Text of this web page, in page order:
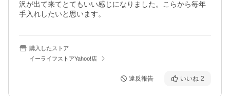
沢が出て来てとてもいい感じになりました。こらから毎年
手入れしたいと思います。
購入したストア
イーライフストアYahoo!店
違反報告 いいね 2